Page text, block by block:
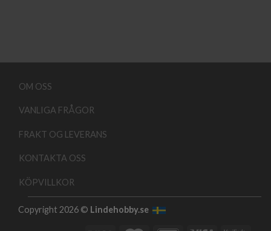
OM OSS
VANLIGA FRÅGOR
FRAKT OG LEVERANS
KONTAKTA OSS
KÖPVILLKOR
Copyright 2026 © Lindehobby.se